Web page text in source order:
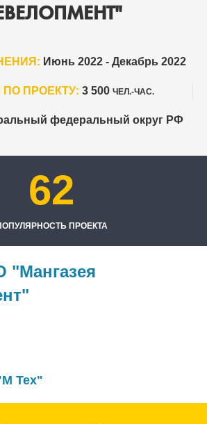
Июнь 2022 - Декабрь 2022
ПРОЕКТУ: 3 500 ЧЕЛ.-ЧАС.
федеральный округ РФ
62
ПРОЕКТА
"Мангазея
Тех"